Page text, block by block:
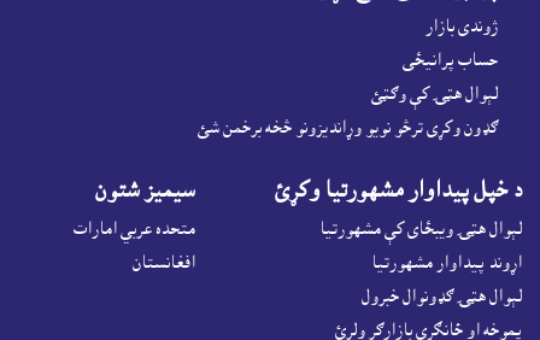
ژوندى بازار
حساب پرانيځى
لېوال هټۍ کې وګټئ
ګډون وکړى ترڅو نويو وړانديزونو څخه برخمن شئ
د خپل پيداوار مشهورتيا وکړئ
لېوال هټۍ ويبځاى کې مشهورتيا
اړوند پيداوار مشهورتيا
لېوال هټۍ ګډونوال خبرول
پموخه او ځانګړى بازارګر ولرئ
سيميز شتون
متحده عربي امارات
افغانستان